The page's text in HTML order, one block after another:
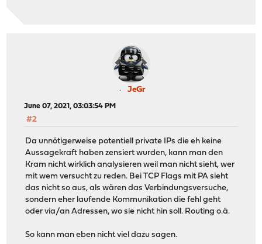
JeGr
June 07, 2021, 03:03:54 PM
#2
Da unnötigerweise potentiell private IPs die eh keine
Aussagekraft haben zensiert wurden, kann man den
Kram nicht wirklich analysieren weil man nicht sieht, wer
mit wem versucht zu reden. Bei TCP Flags mit PA sieht
das nicht so aus, als wären das Verbindungsversuche,
sondern eher laufende Kommunikation die fehl geht
oder via/an Adressen, wo sie nicht hin soll. Routing o.ä.
So kann man eben nicht viel dazu sagen.